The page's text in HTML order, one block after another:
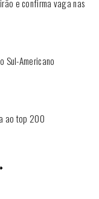
e confirma vaga nas
Sul-Americano
ao top 200